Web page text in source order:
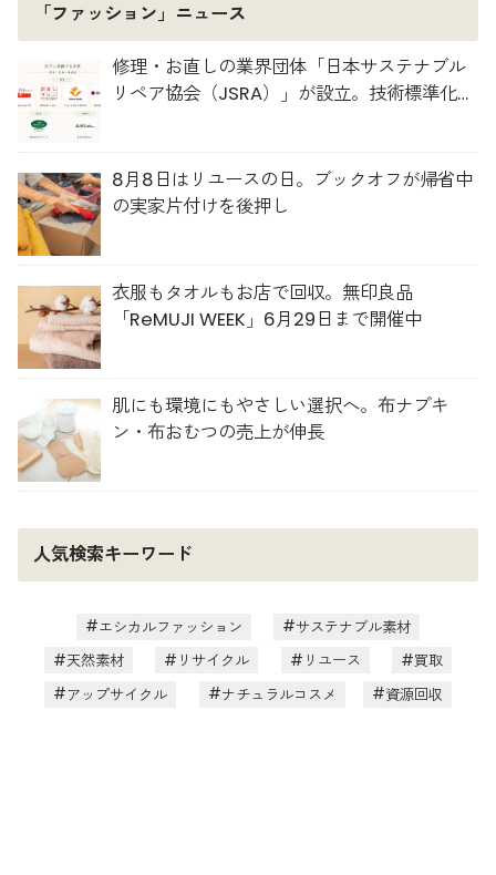
「ファッション」ニュース
修理・お直しの業界団体「日本サステナブル
リペア協会（JSRA）」が設立。技術標準化や
8月8日はリユースの日。ブックオフが帰省中
の実家片付けを後押し
衣服もタオルもお店で回収。無印良品
「ReMUJI WEEK」6月29日まで開催中
肌にも環境にもやさしい選択へ。布ナプキ
ン・布おむつの売上が伸長
人気検索キーワード
エシカルファッション
サステナブル素材
天然素材
リサイクル リユース
買取
アップサイクル
ナチュラルコスメ 資源回収